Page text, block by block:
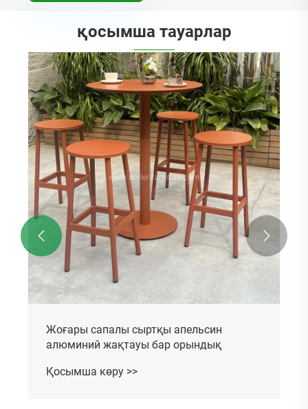
қосымша тауарлар
Жоғары сапалы сыртқы апельсин
алюминий жақтауы бар орындық
Қосымша көру >>
 